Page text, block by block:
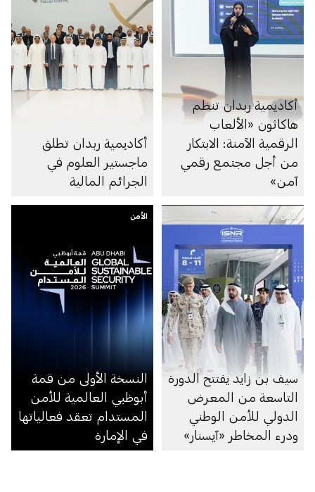
أكاديمية ربدان تنظم
هاكاثون «الألعاب
الرقمية الآمنة: الابتكار
من أجل مجتمع رقمي
آمن»
أكاديمية ربدان تطلق
ماجستير العلوم في
الجرائم المالية
الأمن
سيف بن زايد يفتتح الدورة
التاسعة من المعرض
الدولي للأمن الوطني
ودرء المخاطر «آيسنار»
الأمن
النسخة الأولى من قمة
أبوظبي العالمية للأمن
المستدام تعقد فعالياتها
في الإمارة